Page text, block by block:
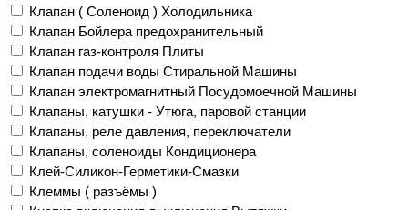
Клапан ( Соленоид ) Холодильника
Клапан Бойлера предохранительный
Клапан газ-контроля Плиты
Клапан подачи воды Стиральной Машины
Клапан электромагнитный Посудомоечной Машины
Клапаны, катушки - Утюга, паровой станции
Клапаны, реле давления, переключатели
Клапаны, соленоиды Кондиционера
Клей-Силикон-Герметики-Смазки
Клеммы ( разъёмы )